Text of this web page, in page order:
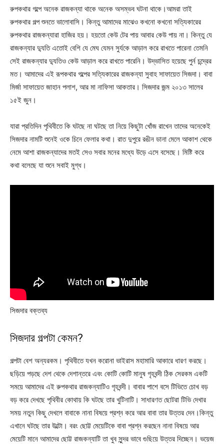
রুপকথার গল্পে অনেক রাজকন্যা থাকে অনেক অসম্ভব ঘটনা থাকে।আমরা তাই
রুপকথার গল্প শুনতে ভালোবাসি। কিন্তু আমাদের মাঝেও কখনো কখনো সত্যিকারের
রুপকথার রাজকন্যারা হাজির হয়। হয়তো কেউ টের পায় আবার কেউ পায় না। কিন্তু যে
রাজকন্যার দ্যুতি এতোই বেশি যে মেঘ যেমন সুর্যকে আড়াল করে রাখতে পারেনা তেমনি
সেই রাজকন্যার দ্যুতিও কেউ আড়াল করে রাখতে পারেনি। উদ্ভাসিত হয়েছে পুর্ন চন্দ্রের
মত। আমাদের এই রূপকথার গল্পের সত্যিকারের রাজকন্যা সুবাহ সাফায়েত সিজদা। বাবা
মির্জা সাফায়েত জাহান পলাশ, আর মা নাফিসা আকতার। সিজদার জন্ম ২০১৩ সালের
১৫ই জুন।
যারা প্রতিদিন পৃথিবীতে কি ঘটছে না ঘটছে তা নিয়ে কিছুটা খোঁজ রাখেন তাদের অনেকেই
সিজদার নামটি শুনেই ওকে চিনে ফেলার কথা। রাত দুপুরে রঙীন ডানা মেলে আকাশ থেকে
নেমে আশা রাজকন্যাদের মতই সেও সবার মনের মধ্যে উড়ে এসে বসেছে। মিষ্টি করে
কথা বলেছে যা শুনে সবাই মুগ্ধ।
সিজদার বক্তব্য
সিজদার গল্পটা কেমন?
গল্পটা বেশ অন্যরকম। পৃথিবীতে যখন করোনা ভাইরাস মহামারি আকারে ধারণ করছে।
ছড়িয়ে পড়ছে দেশ থেকে দেশান্তরে এবং কোটি কোটি মানুষ গৃহবন্দী ঠিক সেরকম একটি
সময়ে আমাদের এই রুপকথার রাজকন্যাটিও গৃহবন্দী। বাবার পাশে বসে টিভিতে চোখ বড়
বড় করে দেখছে পৃথিবীর কোথায় কি ঘটছে তার খুটিনাটি। সাধারণত ছোটরা টিভি দেখার
সময় নতুন কিছু দেখলে বাবাকে নানা বিষয়ে প্রশ্ন করে আর বাবা তার উত্তর দেন।কিন্তু
এখানে ঘটছে তার উল্টো। বরং ছোট্ট মেয়েটিকে বাবা প্রশ্ন করছেন নানা বিষয়ে আর
মেয়েটি মানে আমাদের ছোট্ট রাজকন্যাটি তা খুব সুন্দর ভাবে গুছিয়ে উত্তর দিচ্ছেন। ভয়েজ